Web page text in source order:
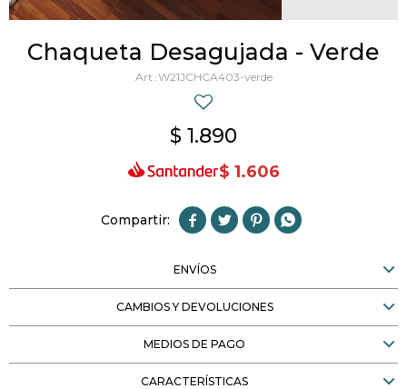
Chaqueta Desagujada - Verde
W21JCHCA403-verde
$ 1.890
$ 1.606
   
ENVÍOS
CAMBIOS Y DEVOLUCIONES
MEDIOS DE PAGO
CARACTERÍSTICAS